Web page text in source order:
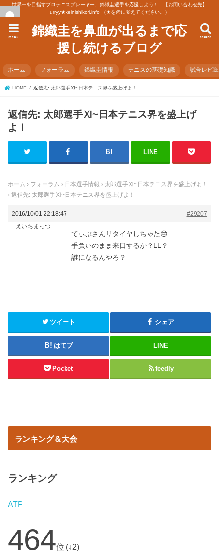
世界一を目指すプロテニスプレーヤー、錦織圭選手を応援しよう！ 【お問い合わせ先】
urryy★keinishikori.info （★を@に変えてください。）
錦織圭を鼻血が出るまで応
援し続けるブログ
search
menu
ホーム フォーラム 錦織圭情報 テニスの基礎知識 試合レビ
HOME 返信先: 太郎選手Ⅺ~日本テニス界を盛上げよ！
返信先: 太郎選手Ⅺ~日本テニス界を盛上げ
よ！
LINE
ホーム › フォーラム › 日本選手情報 › 太郎選手Ⅺ~日本テニス界を盛上げよ！
› 返信先: 太郎選手Ⅺ~日本テニス界を盛上げよ！
2016/10/01 22:18:47
#29207
えいちまっつ
てぃぷさんリタイヤしちゃた😔
手負いのまま来日するか？LL？
誰になるんやろ？
ツイート シェア
はてブ LINE
Pocket feedly
ランキング＆大会
ランキング
ATP
464位 (↓2)